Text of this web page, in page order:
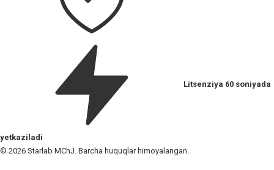
Litsenziya 60 soniyada
yetkaziladi
© 2026 Starlab MChJ. Barcha huquqlar himoyalangan.